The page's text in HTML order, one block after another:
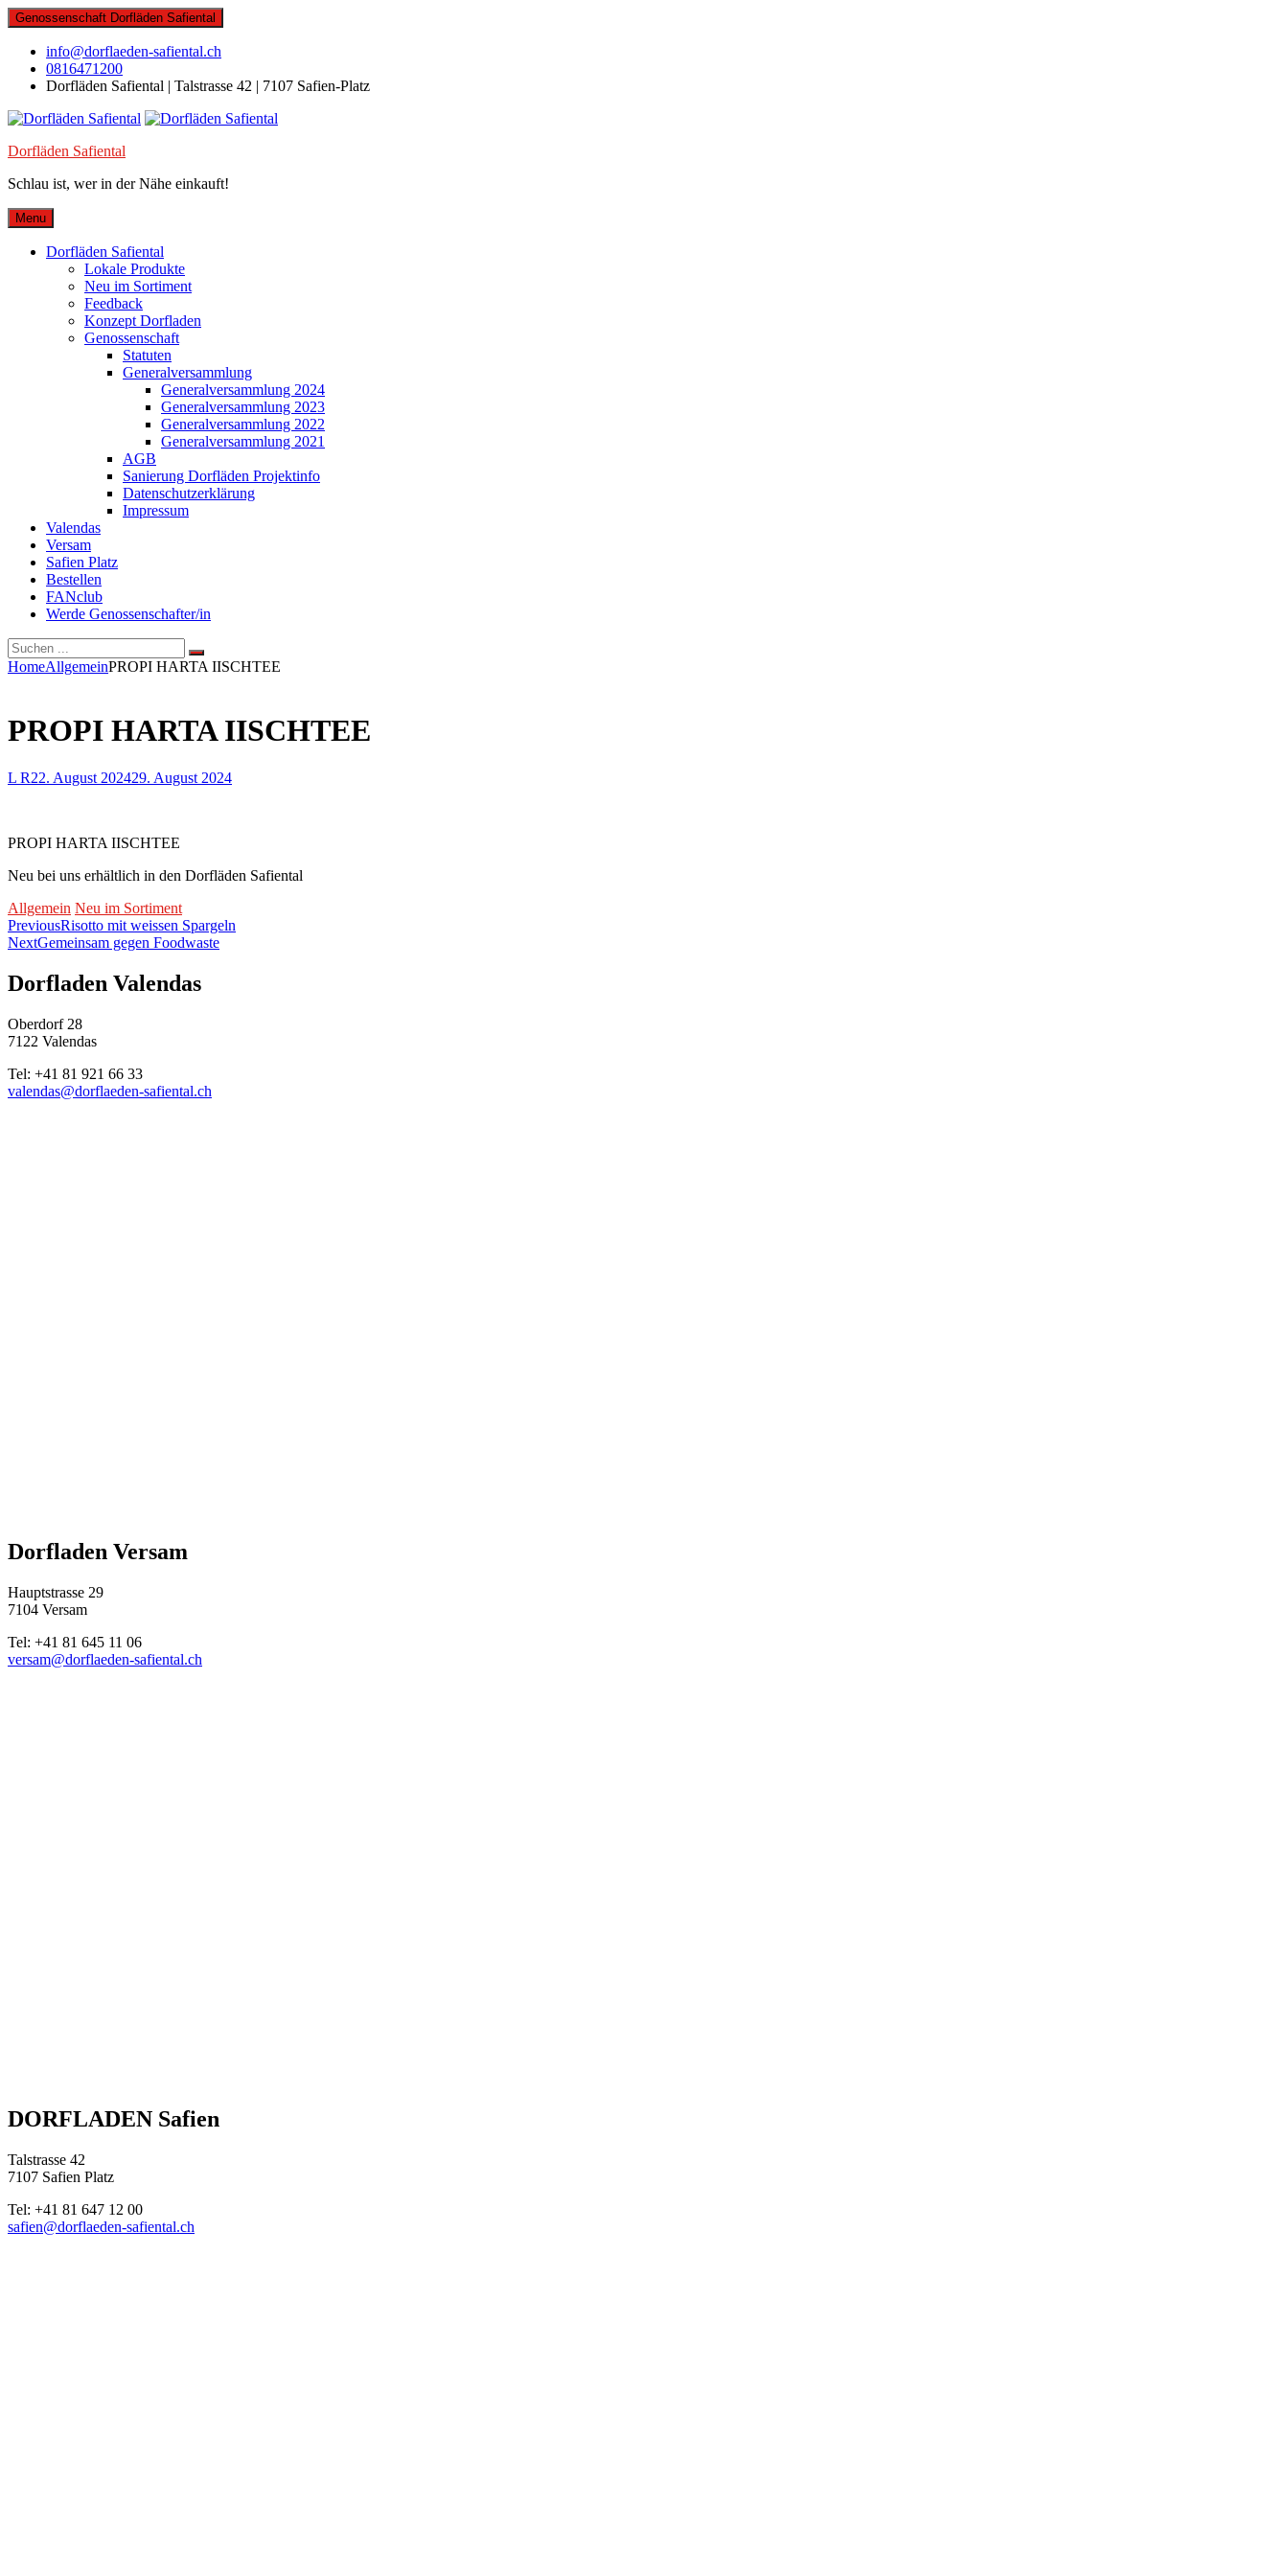
Skip
to
content
Genossenschaft Dorfläden Safiental
info@dorflaeden-safiental.ch
0816471200
Dorfläden Safiental | Talstrasse 42 | 7107 Safien-Platz
Dorfläden Safiental
Schlau ist, wer in der Nähe einkauft!
Menu
Dorfläden Safiental
Lokale Produkte
Neu im Sortiment
Feedback
Konzept Dorfladen
Genossenschaft
Statuten
Generalversammlung
Generalversammlung 2024
Generalversammlung 2023
Generalversammlung 2022
Generalversammlung 2021
AGB
Sanierung Dorfläden Projektinfo
Datenschutzerklärung
Impressum
Valendas
Versam
Safien Platz
Bestellen
FANclub
Werde Genossenschafter/in
Search
Search
Search
for:
Site
HomeAllgemeinPROPI HARTA IISCHTEE
PROPI HARTA IISCHTEE
By
L RPosted
22. August 202429. August 2024
PROPI HARTA IISCHTEE
Neu bei uns erhältlich in den Dorfläden Safiental
Categories
Allgemein Neu im Sortiment
Beitragsnavigation
PreviousRisotto mit weissen Spargeln
NextGemeinsam gegen Foodwaste
Dorfladen Valendas
Oberdorf 28
7122 Valendas
Tel: +41 81 921 66 33
valendas@dorflaeden-safiental.ch
Dorfladen Versam
Hauptstrasse 29
7104 Versam
Tel: +41 81 645 11 06
versam@dorflaeden-safiental.ch
DORFLADEN Safien
Talstrasse 42
7107 Safien Platz
Tel: +41 81 647 12 00
safien@dorflaeden-safiental.ch